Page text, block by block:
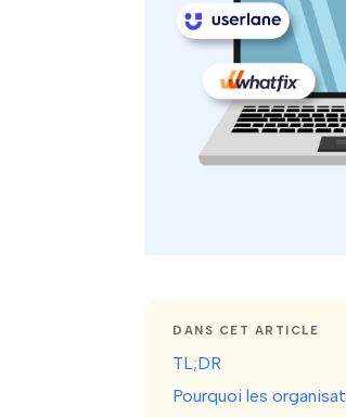
DANS CET ARTICLE
TL;DR
Pourquoi les